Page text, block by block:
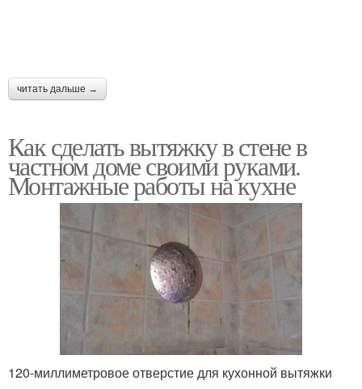
читать дальше →
Как сделать вытяжку в стене в
частном доме своими руками.
Монтажные работы на кухне
120-миллиметровое отверстие для кухонной вытяжки